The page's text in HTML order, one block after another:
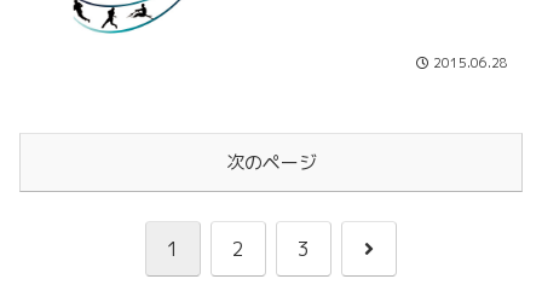
2015.06.28
次のページ
1 2 3
次